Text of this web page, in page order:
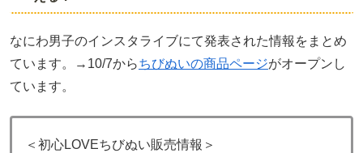
なにわ男子のインスタライブにて発表された情報をまとめ
ています。→10/7からちびぬいの商品ページがオープンし
ています。
＜初心LOVEちびぬい販売情報＞